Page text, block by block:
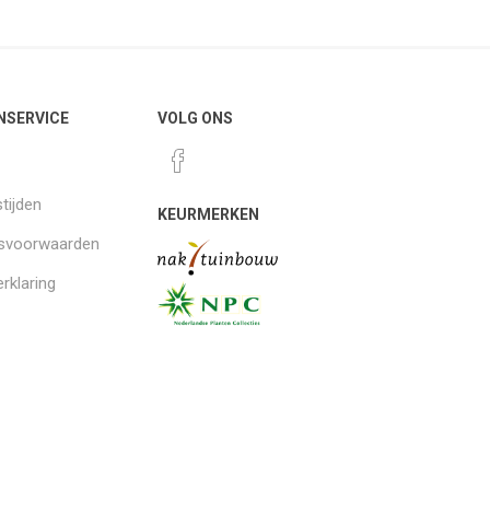
VOLG ONS
KEURMERKEN